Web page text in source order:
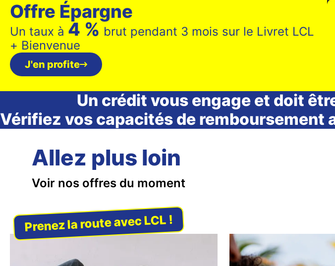
Offre Épargne
Un taux à 4 % brut pendant 3 mois sur le Livret LCL
+ Bienvenue
J'en profite
Un crédit vous engage et doit
Vérifiez vos capacités de remboursement
Allez plus loin
Voir nos offres du moment
Prenez la routeavec LCL !